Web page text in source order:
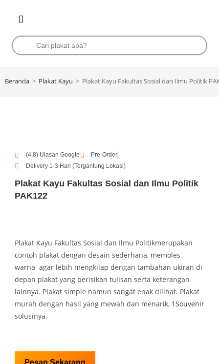
Beranda > Plakat Kayu > Plakat Kayu Fakultas Sosial dan Ilmu Politik
(4,8) Ulasan Google
Pre-Order
Delivery 1-3 Hari (Tergantung Lokasi)
Plakat Kayu Fakultas Sosial dan Ilmu Politik
PAK122
Plakat Kayu Fakultas Sosial dan Ilmu Politikmerupakan
contoh plakat dengan desain sederhana, memoles
warna agar lebih mengkilap dengan tambahan ukiran di
depan plakat yang berisikan tulisan serta keterangan
lainnya. Plakat simple namun sangat enak dilihat. Plakat
murah dengan hasil yang mewah dan menarik, 1Souvenir
solusinya.
Pesan Sekarang